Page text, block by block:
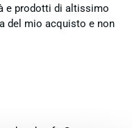
e prodotti di altissimo
del mio acquisto e non